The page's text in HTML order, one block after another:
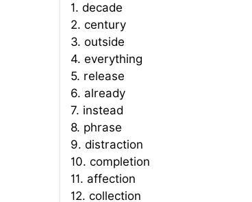
1. decade
2. century
3. outside
4. everything
5. release
6. already
7. instead
8. phrase
9. distraction
10. completion
11. affection
12. collection